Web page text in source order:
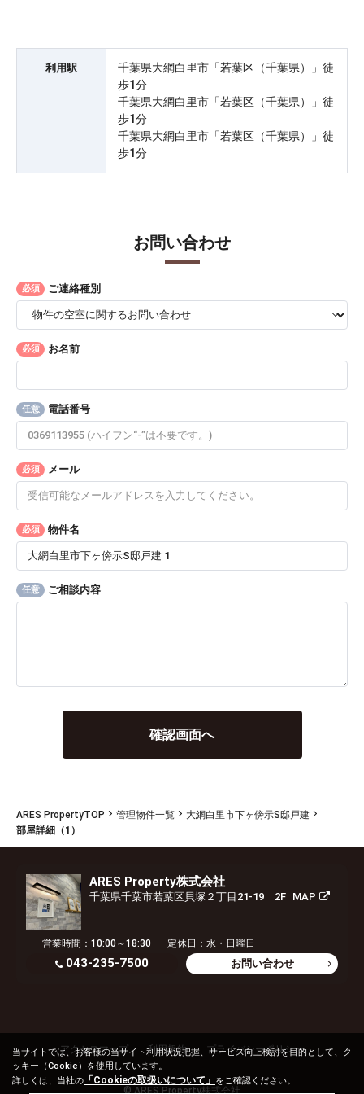
利用駅
千葉県大網白里市「若葉区（千葉県）」徒
歩1分
千葉県大網白里市「若葉区（千葉県）」徒
歩1分
千葉県大網白里市「若葉区（千葉県）」徒
歩1分
お問い合わせ
必須 ご連絡種別
必須 お名前
任意 電話番号
必須 メール
必須 物件名
任意 ご相談内容
ARES PropertyTOP 管理物件一覧
大網白里市下ヶ傍示S邸戸建
部屋詳細（1）
ARES Property株式会社
千葉県千葉市若葉区貝塚２丁目21-19 2F MAP
営業時間：10:00～18:30 定休日：水・日曜日
043-235-7500 お問い合わせ
アクセスマップ 利用規約 プライバシーポリシー
© ARES Property株式会社
当サイトでは、お客様の当サイト利用状況把握、サービス向上検討を目的として、ク
ッキー（Cookie）を使用しています。
詳しくは、当社の 「Cookieの取扱いについて」 をご確認ください。